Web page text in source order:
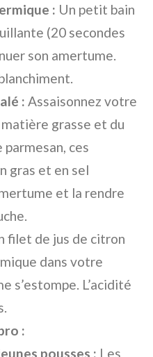
: Un petit bain
(20 secondes
son amertume.
: Assaisonnez votre
grasse et du
parmesan, ces
gras et en sel
et la rendre
filet de jus de citron
dans votre
s’estompe. L’acidité
:
pousses : Les